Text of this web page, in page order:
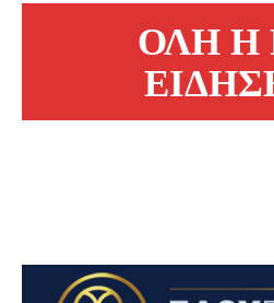
ΟΛΗ Η